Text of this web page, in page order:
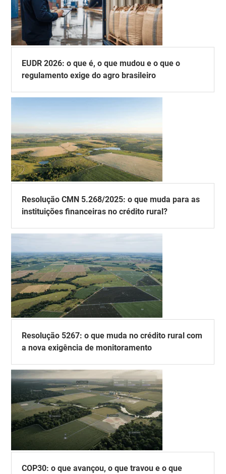
EUDR 2026: o que é, o que mudou e o que o
regulamento exige do agro brasileiro
Resolução CMN 5.268/2025: o que muda para as
instituições financeiras no crédito rural?
Resolução 5267: o que muda no crédito rural com
a nova exigência de monitoramento
COP30: o que avançou, o que travou e o que